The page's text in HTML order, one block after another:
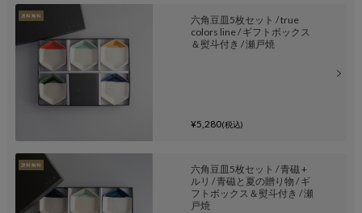
六角豆皿5枚セット / true
colors line / ギフトボックス
＆熨斗付き / 瀬戸焼
¥5,280(税込)
六角豆皿5枚セット / 青磁 +
ルリ / 青磁と夏の贈り物 / ギ
フトボックス＆熨斗付き / 瀬
戸焼